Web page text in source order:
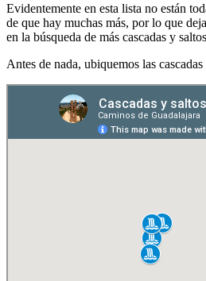
Evidentemente en esta lista no están
de que hay muchas más, por lo que
en la búsqueda de más cascadas y
Antes de nada, ubiquemos las